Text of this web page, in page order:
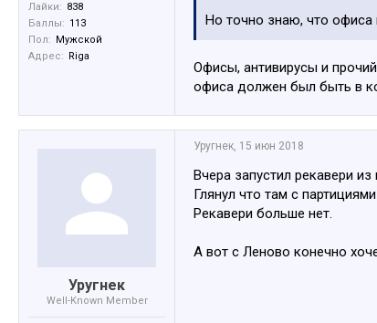
Лайки: 838
Баллы: 113
Пол:
Мужской
Адрес:
Riga
Но точно знаю, что офиса
Офисы, антивирусы и
офиса должен был быть в
Уругнек
Well-Known Member
Уругнек, 15 июн 2018
Вчера запустил рекавери
Глянул что там с
Рекавери больше нет.
А вот с Леново конечно